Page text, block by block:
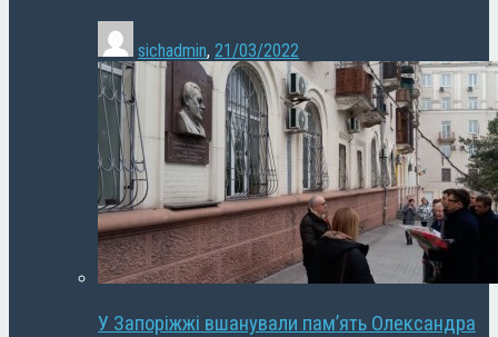
sichadmin, 21/03/2022
У Запоріжжі вшанували пам’ять Олександра